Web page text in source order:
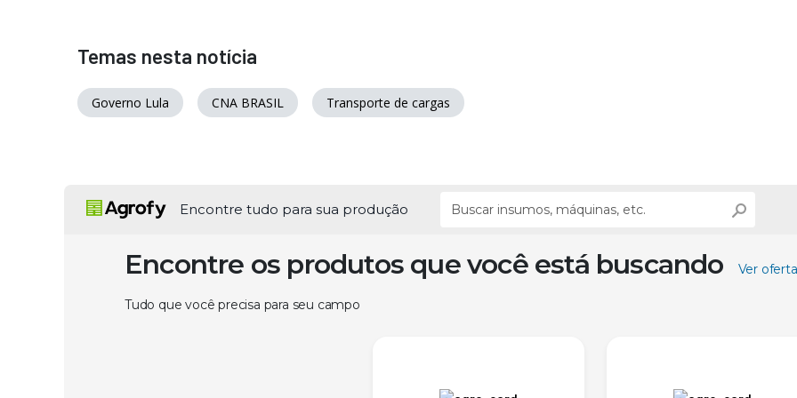
Temas nesta notícia
Governo Lula CNA BRASIL Transporte de cargas
Encontre tudo para sua produção
Encontre os produtos que você está buscando Ver
Tudo que você precisa para seu campo